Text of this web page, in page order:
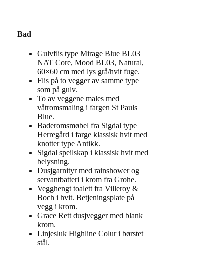
Bad
Gulvflis type Mirage Blue BL03
NAT Core, Mood BL03, Natural,
60×60 cm med lys grå/hvit fuge.
Flis på to vegger av samme type
som på gulv.
To av veggene males med
våtromsmaling i fargen St Pauls
Blue.
Baderomsmøbel fra Sigdal type
Herregård i farge klassisk hvit med
knotter type Antikk.
Sigdal speilskap i klassisk hvit med
belysning.
Dusjgarnityr med rainshower og
servantbatteri i krom fra Grohe.
Vegghengt toalett fra Villeroy &
Boch i hvit. Betjeningsplate på
vegg i krom.
Grace Rett dusjvegger med blank
krom.
Linjesluk Highline Colur i børstet
stål.